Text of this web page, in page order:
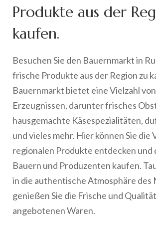
Produkte aus der
kaufen.
Besuchen Sie den Bauernmarkt in
frische Produkte aus der Region zu
Bauernmarkt bietet eine Vielzahl
Erzeugnissen, darunter frisches
hausgemachte Käsespezialitäten,
und vieles mehr. Hier können Sie die
regionalen Produkte entdecken und
Bauern und Produzenten kaufen.
in die authentische Atmosphäre des
genießen Sie die Frische und
angebotenen Waren.